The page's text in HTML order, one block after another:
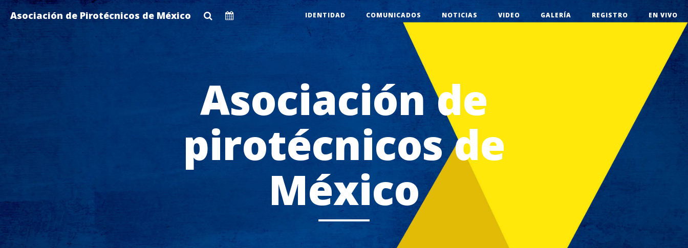
Skip
to
main
content
Asociación de Pirotécnicos de México IDENTIDAD COMUNICADOS NOTICIAS VIDEO GALERÍA REGISTRO EN VIVO
Asociación de
pirotécnicos de
México